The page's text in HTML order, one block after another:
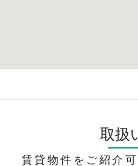
取扱
賃貸物件をご紹介